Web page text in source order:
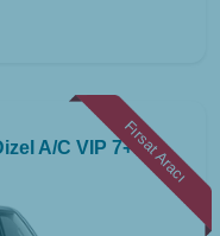
Fırsat Aracı
A/C VIP 7+1